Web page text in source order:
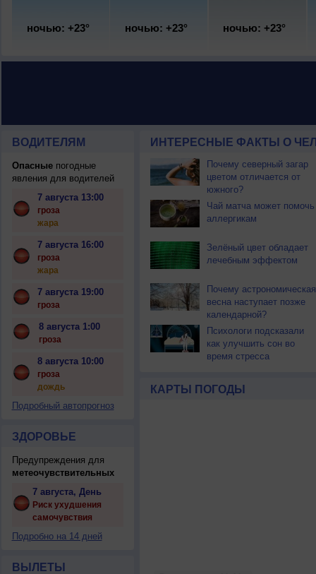
ночью: +23° ночью: +23° ночью: +23°
ВОДИТЕЛЯМ
Опасныепогодные
явления для водителей
7 августа 13:00
гроза
жара
7 августа 16:00
гроза
жара
7 августа 19:00
гроза
8 августа 1:00
гроза
8 августа 10:00
гроза
дождь
Подробный автопрогноз
ЗДОРОВЬЕ
Предупреждения для
метеочувствительных
7 августа, День
Риск ухудшения
самочувствия
Подробно на 14 дней
ВЫЛЕТЫ
ИНТЕРЕСНЫЕ ФАКТЫ О
Почему северный загар
цветом отличается от
южного?
Чай матча может помочь
аллергикам
Зелёный цвет обладает
лечебным эффектом
Почему астрономическая
весна наступает позже
календарной?
Психологи подсказали
как улучшить сон во
время стресса
КАРТЫ ПОГОДЫ